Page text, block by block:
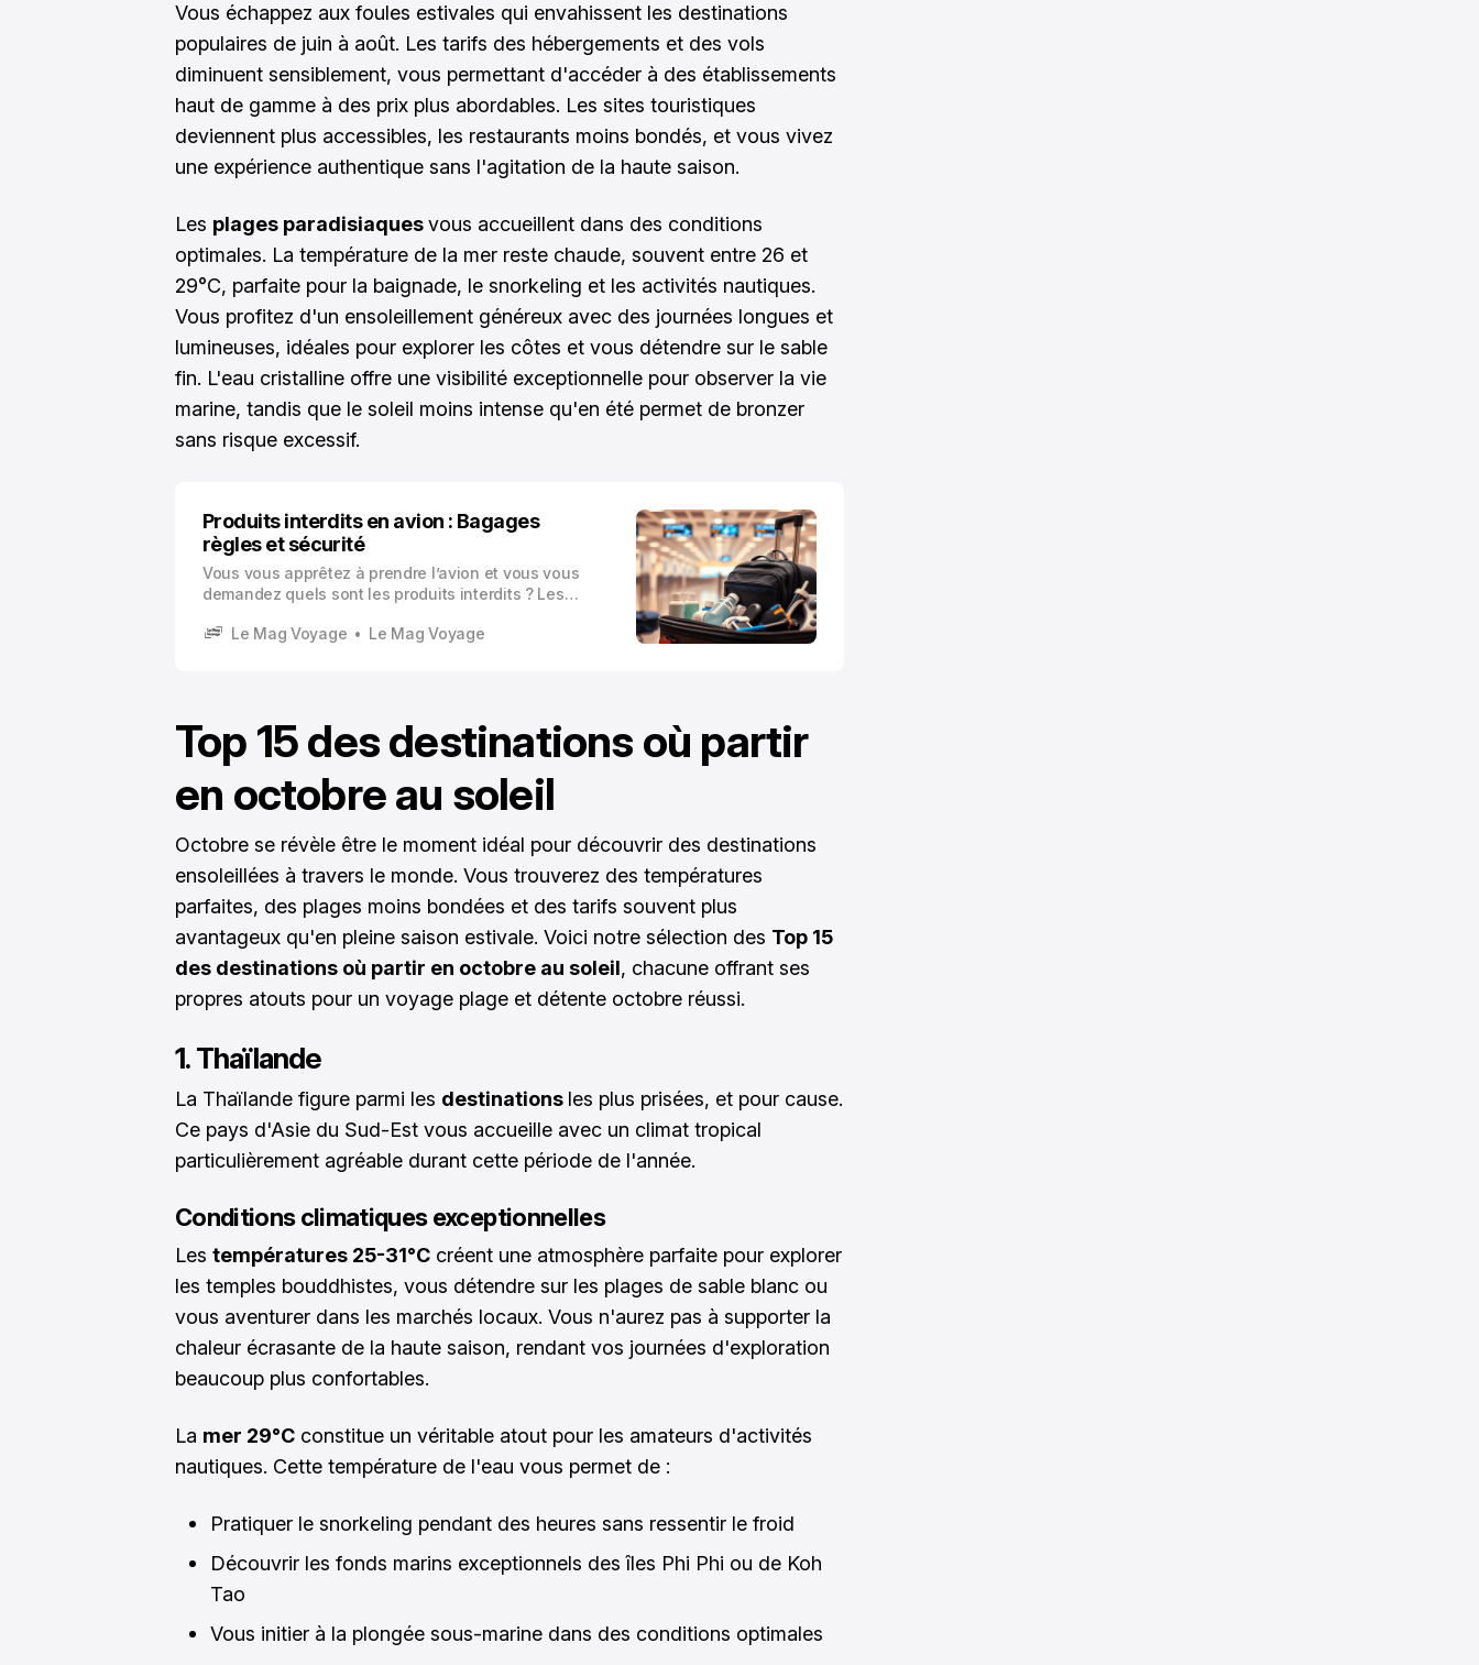
Vous échappez aux foules estivales qui envahissent les destinations
populaires de juin à août. Les tarifs des hébergements et des vols
diminuent sensiblement, vous permettant d'accéder à des établissements
haut de gamme à des prix plus abordables. Les sites touristiques
deviennent plus accessibles, les restaurants moins bondés, et vous vivez
une expérience authentique sans l'agitation de la haute saison.
Les plages paradisiaquesvous accueillent dans des conditions
optimales. La température de la mer reste chaude, souvent entre 26 et
29°C, parfaite pour la baignade, le snorkeling et les activités nautiques.
Vous profitez d'un ensoleillement généreux avec des journées longues et
lumineuses, idéales pour explorer les côtes et vous détendre sur le sable
fin. L'eau cristalline offre une visibilité exceptionnelle pour observer la vie
marine, tandis que le soleil moins intense qu'en été permet de bronzer
sans risque excessif.
Produits interdits en avion : Bagages
règles et sécurité
Vous vous apprêtez à prendre l’avion et vous vous
demandez quels sont les produits interdits ? Les
complexes, mais elles répondent à un objectif
Le Mag Voyage Le Mag Voyage
Top 15 des destinations où partir
en octobre au soleil
Octobre se révèle être le moment idéal pour découvrir des destinations
ensoleillées à travers le monde. Vous trouverez des températures
parfaites, des plages moins bondées et des tarifs souvent plus
avantageux qu'en pleine saison estivale. Voici notre sélection des Top 15
des destinations où partir en octobre au soleil, chacune offrant ses
propres atouts pour un voyage plage et détente octobre réussi.
1. Thaïlande
La Thaïlande figure parmi les destinations les plus prisées, et pour cause.
Ce pays d'Asie du Sud-Est vous accueille avec un climat tropical
particulièrement agréable durant cette période de l'année.
Conditions climatiques exceptionnelles
Les températures 25-31°C créent une atmosphère parfaite pour explorer
les temples bouddhistes, vous détendre sur les plages de sable blanc ou
vous aventurer dans les marchés locaux. Vous n'aurez pas à supporter la
chaleur écrasante de la haute saison, rendant vos journées d'exploration
beaucoup plus confortables.
La mer 29°C constitue un véritable atout pour les amateurs d'activités
nautiques. Cette température de l'eau vous permet de :
Pratiquer le snorkeling pendant des heures sans ressentir le froid
Découvrir les fonds marins exceptionnels des îles Phi Phi ou de Koh
Tao
Vous initier à la plongée sous-marine dans des conditions optimales